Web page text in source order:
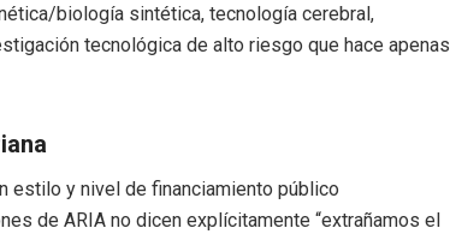
biología sintética, tecnología cerebral,
tecnológica de alto riesgo que hace apenas
estilo y nivel de financiamiento público
de ARIA no dicen explícitamente “extrañamos el